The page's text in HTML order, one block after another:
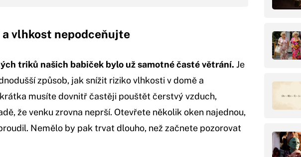
vlhkost nepodceňujte
triků našich babiček bylo už samotné časté větrání. Je
způsob, jak snížit riziko vlhkosti v domě a
musíte dovnitř častěji pouštět čerstvý vzduch,
že venku zrovna neprší. Otevřete několik oken najednou,
Nemělo by pak trvat dlouho, než začnete pozorovat